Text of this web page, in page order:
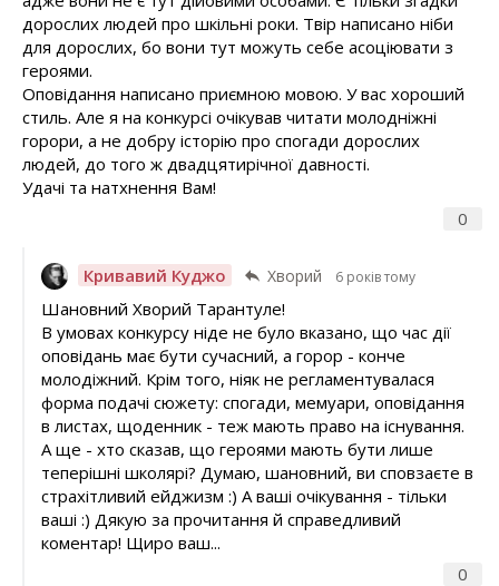
0
дорослих людей про шкільні роки. Твір написано ніби
для дорослих, бо вони тут можуть себе асоціювати з
героями.
Оповідання написано приємною мовою. У вас хороший
стиль. Але я на конкурсі очікував читати молодніжні
горори, а не добру історію про спогади дорослих
людей, до того ж двадцятирічної давності.
Удачі та натхнення Вам!
Кривавий Куджо Хворий 6 років тому
0
Шановний Хворий Тарантуле!
В умовах конкурсу ніде не було вказано, що час дії
оповідань має бути сучасний, а горор - конче
молодіжний. Крім того, ніяк не регламентувалася
форма подачі сюжету: спогади, мемуари, оповідання
в листах, щоденник - теж мають право на існування.
А ще - хто сказав, що героями мають бути лише
теперішні школярі? Думаю, шановний, ви сповзаєте в
страхітливий ейджизм :) А ваші очікування - тільки
ваші :) Дякую за прочитання й справедливий
коментар! Щиро ваш...